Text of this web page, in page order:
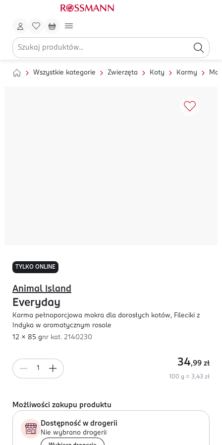
Wszystkie kategorie Zwierzęta Koty Karmy
TYLKO ONLINE
Animal Island
Everyday
Karma pełnoporcjowa mokra dla dorosłych kotów, Fileciki z
Indyka w aromatycznym rosole
12 x 85 gnr kat. 2140230
34,99 zł
100 g = 3,43 zł
Możliwości zakupu produktu
Dostępność w drogerii
Nie wybrano drogerii